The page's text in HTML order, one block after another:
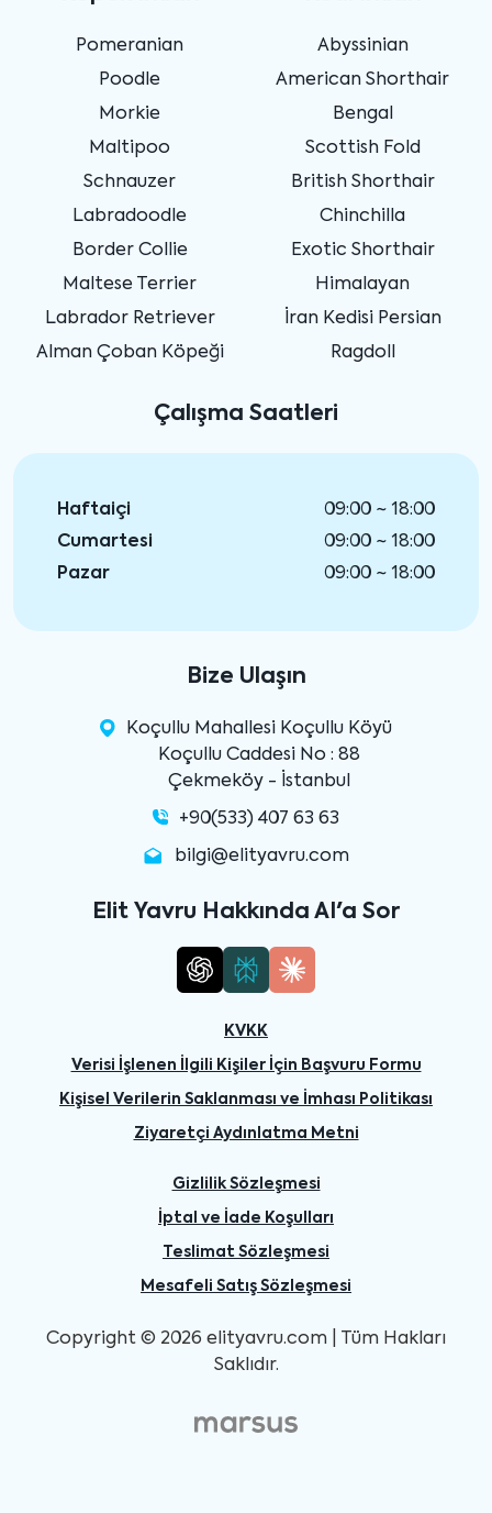
Pomeranian
Poodle
Morkie
Maltipoo
Schnauzer
Labradoodle
Border Collie
Maltese Terrier
Labrador Retriever
Alman Çoban Köpeği
Abyssinian
American Shorthair
Bengal
Scottish Fold
British Shorthair
Chinchilla
Exotic Shorthair
Himalayan
İran Kedisi Persian
Ragdoll
Çalışma Saatleri
Haftaiçi
09:00 ~ 18:00
Cumartesi
09:00 ~ 18:00
Pazar
09:00 ~ 18:00
Bize Ulaşın
Koçullu Mahallesi Koçullu Köyü
Koçullu Caddesi No : 88
Çekmeköy - İstanbul
+90(533) 407 63 63
bilgi@elityavru.com
Elit Yavru Hakkında AI'a Sor
KVKK
Verisi İşlenen İlgili Kişiler İçin Başvuru Formu
Kişisel Verilerin Saklanması ve İmhası Politikası
Ziyaretçi Aydınlatma Metni
Gizlilik Sözleşmesi
İptal ve İade Koşulları
Teslimat Sözleşmesi
Mesafeli Satış Sözleşmesi
Copyright © 2026 elityavru.com | Tüm Hakları
Saklıdır.